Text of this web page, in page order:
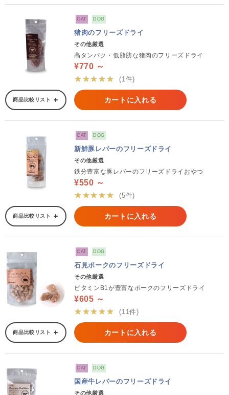
CAT DOG
猪肉のフリーズドライ
その他厳選
高タンパク・低脂肪な猪肉のフリーズドライ
¥770 ～
★★★★★
(1件)
商品比較リスト カートに入れる
CAT DOG
新鮮豚レバーのフリーズドライ
その他厳選
鉄分豊富な豚レバーのフリーズドライおやつ
¥550 ～
★★★★★
(5件)
商品比較リスト カートに入れる
CAT DOG
石見ポークのフリーズドライ
その他厳選
ビタミンB1が豊富なポークのフリーズドライ
¥605 ～
★★★★★
(11件)
商品比較リスト カートに入れる
CAT DOG
国産牛レバーのフリーズドライ
その他厳選